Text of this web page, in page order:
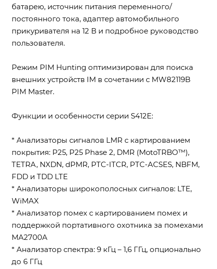
батарею, источник питания переменного/
постоянного тока, адаптер автомобильного
прикуривателя на 12 В и подробное руководство
пользователя.
Режим PIM Hunting оптимизирован для поиска
внешних устройств IM в сочетании с MW82119B
PIM Master.
Функции и особенности серии S412E:
* Анализаторы сигналов LMR с картированием
покрытия: P25, P25 Phase 2, DMR (MotoTRBO™),
TETRA, NXDN, dPMR, PTC-ITCR, PTC-ACSES, NBFM,
FDD и TDD LTE
* Анализаторы широкополосных сигналов: LTE,
WiMAX
* Анализатор помех с картированием помех и
поддержкой портативного охотника за помехами
MA2700A
* Анализатор спектра: 9 кГц – 1,6 ГГц, опционально
до 6 ГГц